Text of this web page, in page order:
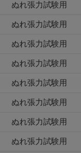
ぬれ張力試験用
ぬれ張力試験用
ぬれ張力試験用
ぬれ張力試験用
ぬれ張力試験用
ぬれ張力試験用
ぬれ張力試験用
ぬれ張力試験用